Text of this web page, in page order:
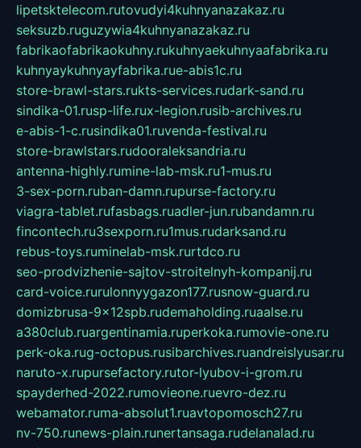
lipetsktelecom.rutovudyi4kuhnyanazakaz.ru
seksuzb.ruguzywia4kuhnyanazakaz.ru
fabrikaofabrikaokuhny.rukuhnyaekuhnyaafabrika.ru
kuhnyaykuhnyayfabrika.rue-abis1c.ru
store-brawl-stars.rukts-services.rudark-sand.ru
sindika-01.rusp-life.rux-legion.rusib-archives.ru
e-abis-1-c.rusindika01.ruvenda-festival.ru
store-brawlstars.rudooraleksandria.ru
antenna-highly.rumine-lab-msk.ru1-mus.ru
3-sex-porn.ruban-damn.rupurse-factory.ru
viagra-tablet.rufasbags.ruadler-jun.rubandamn.ru
fincontech.ru3sexporn.ru1mus.rudarksand.ru
rebus-toys.ruminelab-msk.rurtdco.ru
seo-prodvizhenie-sajtov-stroitelnyh-kompanij.ru
card-voice.rurulonnyygazon177.rusnow-guard.ru
domizbrusa-9x12spb.rudemaholding.ruaalse.ru
a380club.ruargentinamia.ruperkoka.rumovie-one.ru
perk-oka.rug-octopus.rusibarchives.ruandreislyusar.ru
naruto-x.rupursefactory.rutor-lyubov-i-grom.ru
spayderhed-2022.rumovieone.ruevro-dez.ru
webamator.ruma-absolut1.ruavtopomosch27.ru
nv-750.runews-plain.runertansaga.rudelanalad.ru